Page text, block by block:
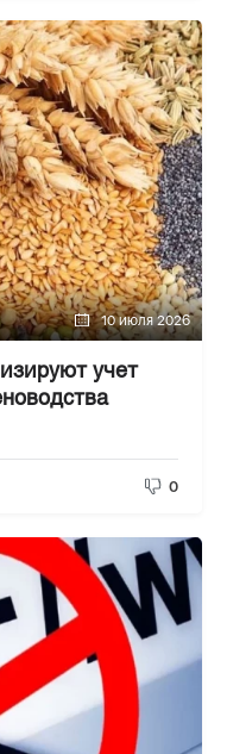
10 июля 2026
учет
0